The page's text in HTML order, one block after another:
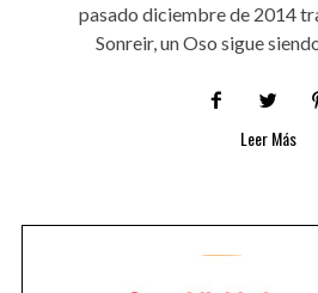
pasado diciembre de 2014
Sonreir, un Oso sigue
Leer Más